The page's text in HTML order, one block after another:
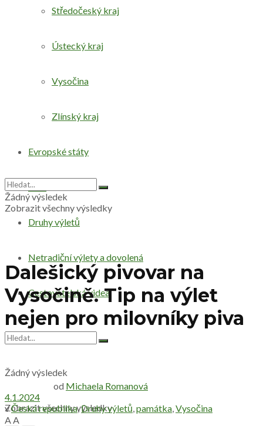
Středočeský kraj
Ústecký kraj
Vysočina
Zlínský kraj
Evropské státy
Svět
Druhy výletů
Netradiční výlety a dovolená
Cestovatelská videa
Žádný výsledek
Zobrazit všechny výsledky
Žádný výsledek
Zobrazit všechny výsledky
Dalešický pivovar na
Vysočině. Tip na výlet
nejen pro milovníky piva
od Michaela Romanová
4.1.2024
vČeská republika,Druhy výletů,památka,Vysočina
AA